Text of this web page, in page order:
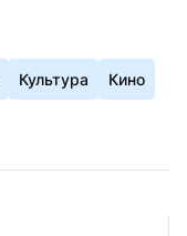
Культура Кино